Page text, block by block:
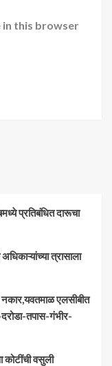
in this browser
प्रतिबंधित दारूचा
त्रासाला
नकार,यवतमाळ एलसीबीत
तपास-गंभीर-
कोटींची वसुली